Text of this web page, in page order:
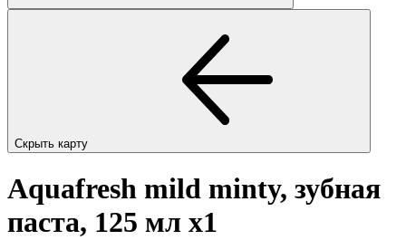
Скрыть карту
Aquafresh mild minty, зубная
паста, 125 мл x1